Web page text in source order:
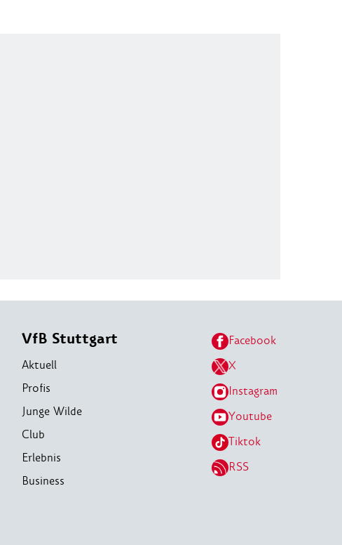
VfB Stuttgart
Aktuell
Profis
Junge Wilde
Club
Erlebnis
Business
Facebook
X
Instagram
Youtube
Tiktok
RSS